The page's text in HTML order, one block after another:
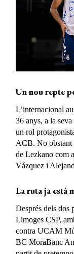
Un nou repte
L’internacional
36 anys, a la
un rol
ACB. No obstant
de Lezkano com
Vázquez i
La ruta ja està
Després dels dos
Limoges CSP,
contra UCAM
BC MoraBanc